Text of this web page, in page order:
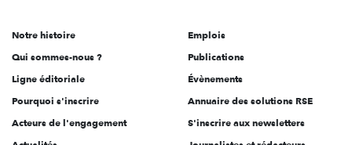
l'engagement
Notre histoire
Qui sommes-nous ?
Ligne éditoriale
Pourquoi s'inscrire
Acteurs de l'engagement
Emplois
Publications
Évènements
Annuaire des solutions RSE
S'inscrire aux newsletters